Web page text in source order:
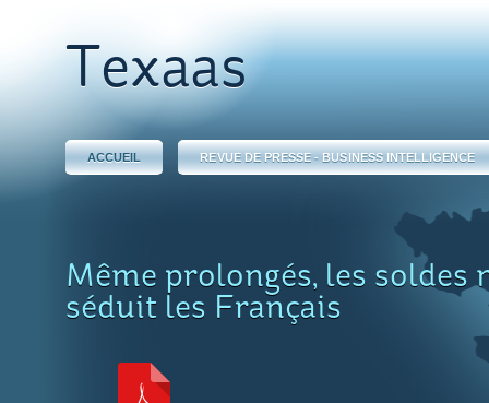
Texaas
ACCUEIL REVUE DE PRESSE - BUSINESS INTELLIGENCE
Même prolongés, les soldes
séduit les Français